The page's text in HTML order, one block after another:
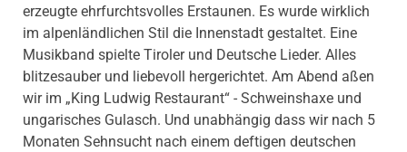
erzeugte ehrfurchtsvolles Erstaunen. Es wurde wirklich
im alpenländlichen Stil die Innenstadt gestaltet. Eine
Musikband spielte Tiroler und Deutsche Lieder. Alles
blitzesauber und liebevoll hergerichtet. Am Abend aßen
wir im „King Ludwig Restaurant“ - Schweinshaxe und
ungarisches Gulasch. Und unabhängig dass wir nach 5
Monaten Sehnsucht nach einem deftigen deutschen